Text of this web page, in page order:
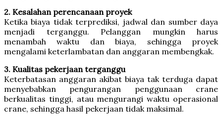
2. Kesalahan perencanaan proyek
Ketika biaya tidak terprediksi, jadwal dan sumber daya
menjadi terganggu. Pelanggan mungkin harus
menambah waktu dan biaya, sehingga proyek
mengalami keterlambatan dan anggaran membengkak.
3. Kualitas pekerjaan terganggu
Keterbatasan anggaran akibat biaya tak terduga dapat
menyebabkan pengurangan penggunaan crane
berkualitas tinggi, atau mengurangi waktu operasional
crane, sehingga hasil pekerjaan tidak maksimal.